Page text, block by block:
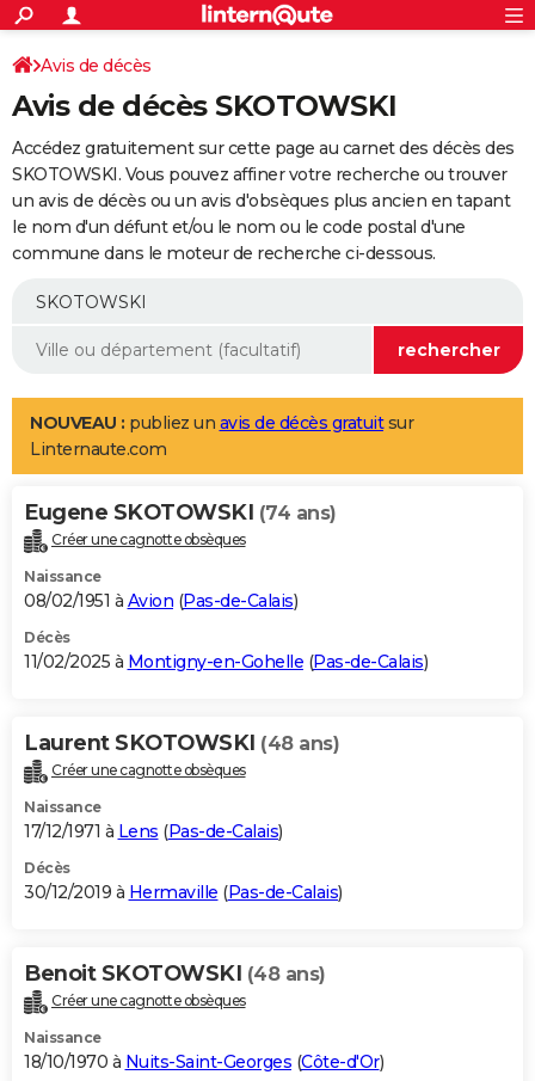
ACTUALITÉS
Politique
Société
Faits Divers
Education
Monde
Villes
+
SPORT
Coupe du monde 2026
Football
Tennis
Cyclisme
Rugby
Forum
Programme TV
TNT
Streaming
Cinéma
Sorties cinéma
Musique
+
FINANCE
Impôts
Immobilier
Risques naturels par ville
Banque
Assurance
Crédit
AUTO
Essais
Réserver un essai
Citadines
Berlines
SUV
Forum auto
+
Mobiles
Meilleur smartphone
Internet
Ordinateurs
Jeux vidéo
Guide high-tech
Aménagement intérieur
LIFESTYLE
Art de vivre
Bien-être
Loisirs
Mode
Modes de vie
Alimentation
Guide de la santé
Maladies
Médicaments
Sommeil
VOYAGE
Destinations
City break
Voyage nature
Voyage de noces
Forum
Climat
+PHOTO
GUIDES D'ACHAT
BONS PLANS
Carte de Noël
Carte Bonne année
Carte Saint-Valentin
Carte Pâques
Carte d'anniversaire
DICTIONNAIRE
Dictionnaire
Biographies
Citations
Expressions
Proverbes
PROGRAMME TV
S'inscrire
Se connecter
Lycées
Collèges
Primaires
Universités
Entreprises
Service militaire
Avis de recherche
AVIS DE DÉCÈS
Bricolage
Lifestyle
Culture
Sport
Auto
Television
Voyage
Cinema
Avis de décès
Avis de décès SKOTOWSKI
Accédez gratuitement sur cette page au carnet des décès des
SKOTOWSKI. Vous pouvez affiner votre recherche ou trouver
un avis de décès ou un avis d'obsèques plus ancien en tapant
le nom d'un défunt et/ou le nom ou le code postal d'une
commune dans le moteur de recherche ci-dessous.
NOUVEAU : publiez un avis de décès gratuitsur
Linternaute.com
Eugene SKOTOWSKI (74 ans)
Créer une cagnotte obsèques
Naissance
08/02/1951 à Avion (Pas-de-Calais)
Décès
11/02/2025 à Montigny-en-Gohelle (Pas-de-Calais)
Laurent SKOTOWSKI (48 ans)
Créer une cagnotte obsèques
Naissance
17/12/1971 à Lens (Pas-de-Calais)
Décès
30/12/2019 à Hermaville (Pas-de-Calais)
Benoit SKOTOWSKI (48 ans)
Créer une cagnotte obsèques
Naissance
18/10/1970 à Nuits-Saint-Georges (Côte-d'Or)